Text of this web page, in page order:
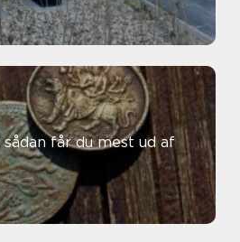
får du mest ud af